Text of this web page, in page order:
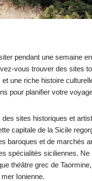
pendant une semaine
vous trouver des sites
une riche histoire
pour planifier votre
sites historiques et
capitale de la Sicile
baroques et de marchés
spécialités siciliennes. Ne
théâtre grec de
Ionienne.